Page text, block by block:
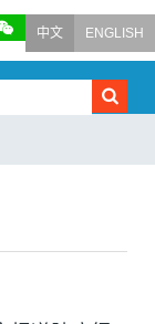
中文 ENGLISH